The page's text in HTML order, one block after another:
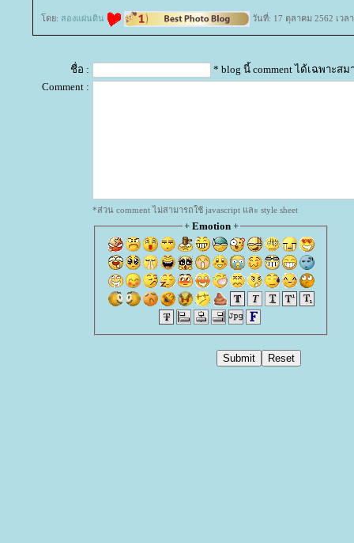
ดย: สองแผ่นดิน วันที่: 17 ตุลาคม 2562 เวล
ชื่อ :
* blog นี้ comment ได้เฉพาะสม
Comment :
*ส่วน comment ไม่สามารถใช้ javascript และ style sheet
+ Emotion+